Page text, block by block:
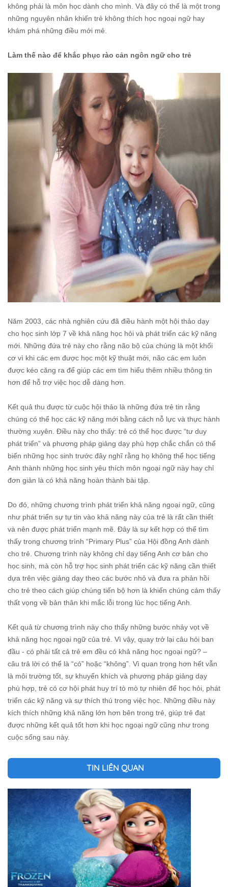
không phải là môn học dành cho mình. Và đây có thể là một trong
những nguyên nhân khiến trẻ không thích học ngoại ngữ hay
khám phá những điều mới mẻ.
Làm thế nào để khắc phục rào cản ngôn ngữ cho trẻ
Năm 2003, các nhà nghiên cứu đã điều hành một hội thảo dạy
cho học sinh lớp 7 về khả năng học hỏi và phát triển các kỹ năng
mới. Những đứa trẻ này cho rằng não bộ của chúng là một khối
cơ vì khi các em được học một kỹ thuật mới, não các em luôn
được kéo căng ra để giúp các em tìm hiểu thêm nhiều thông tin
hơn để hỗ trợ việc học dễ dàng hơn.
Kết quả thu được từ cuộc hội thảo là những đứa trẻ tin rằng
chúng có thể học các kỹ năng mới bằng cách nỗ lực và thực hành
thường xuyên. Điều này cho thấy: trẻ có thể học được “tư duy
phát triển” và phương pháp giảng dạy phù hợp chắc chắn có thể
biến những học sinh trước đây nghĩ rằng họ không thể học tiếng
Anh thành những học sinh yêu thích môn ngoại ngữ này hay chỉ
đơn giản là có khả năng hoàn thành bài tập.
Do đó, những chương trình phát triển khả năng ngoại ngữ, cũng
như phát triển sự tự tin vào khả năng này của trẻ là rất cần thiết
và nên được phát triển mạnh mẽ. Đây là sự kết hợp có thể tìm
thấy trong chương trình “Primary Plus” của Hội đồng Anh dành
cho trẻ. Chương trình này không chỉ dạy tiếng Anh cơ bản cho
học sinh, mà còn hỗ trợ học sinh phát triển các kỹ năng cần thiết
dựa trên việc giảng dạy theo các bước nhỏ và đưa ra phản hồi
cho trẻ theo cách giúp chúng tiến bộ hơn là khiến chúng cảm thấy
thất vọng về bản thân khi mắc lỗi trong lúc học tiếng Anh.
Kết quả từ chương trình này cho thấy những bước nhảy vọt về
khả năng học ngoại ngữ của trẻ. Vì vậy, quay trở lại câu hỏi ban
đầu - có phải tất cả trẻ em đều có khả năng học ngoại ngữ? –
câu trả lời có thể là “có” hoặc “không”. Vì quan trọng hơn hết vẫn
là môi trường tốt, sự khuyến khích và phương pháp giảng dạy
phù hợp, trẻ có cơ hội phát huy trí tò mò tự nhiên để học hỏi, phát
triển các kỹ năng và sự thích thú trong việc học. Những điều này
kích thích những khả năng lớn hơn bên trong trẻ, giúp trẻ đạt
được những kết quả tốt hơn khi học ngoại ngữ cũng như trong
cuộc sống sau này.
TIN LIÊN QUAN